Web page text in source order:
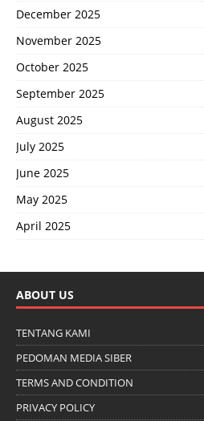
December 2025
November 2025
October 2025
September 2025
August 2025
July 2025
June 2025
May 2025
April 2025
ABOUT US
TENTANG KAMI
PEDOMAN MEDIA SIBER
TERMS AND CONDITION
PRIVACY POLICY